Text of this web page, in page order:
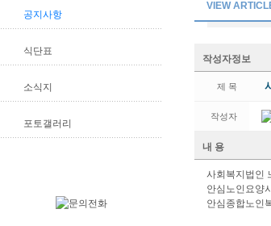
공지사항
식단표
소식지
포토갤러리
VIEW
작성자정보
제 목
작성자
내 용
사회복지법인
안심노인요양
안심종합노인